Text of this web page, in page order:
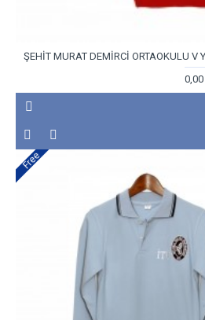
ŞEHİT MURAT DEMİRCİ ORTAOKULU V
0,00
Free